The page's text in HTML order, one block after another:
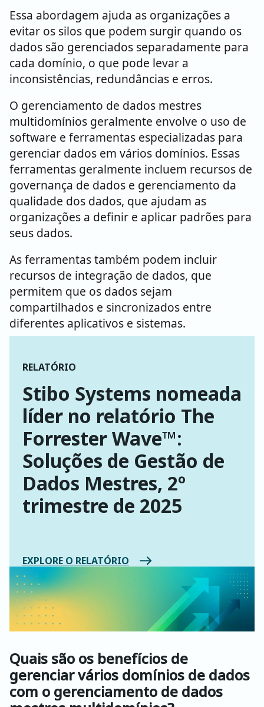
Essa abordagem ajuda as organizações a
evitar os silos que podem surgir quando os
dados são gerenciados separadamente para
cada domínio, o que pode levar a
inconsistências, redundâncias e erros.
O gerenciamento de dados mestres
multidomínios geralmente envolve o uso de
software e ferramentas especializadas para
gerenciar dados em vários domínios. Essas
ferramentas geralmente incluem recursos de
governança de dados e gerenciamento da
qualidade dos dados, que ajudam as
organizações a definir e aplicar padrões para
seus dados.
As ferramentas também podem incluir
recursos de integração de dados, que
permitem que os dados sejam
compartilhados e sincronizados entre
diferentes aplicativos e sistemas.
RELATÓRIO
Stibo Systems nomeada
líder no relatório The
Forrester Wave™:
Soluções de Gestão de
Dados Mestres, 2º
trimestre de 2025
EXPLORE O RELATÓRIO
Quais são os benefícios de
gerenciar vários domínios de dados
com o gerenciamento de dados